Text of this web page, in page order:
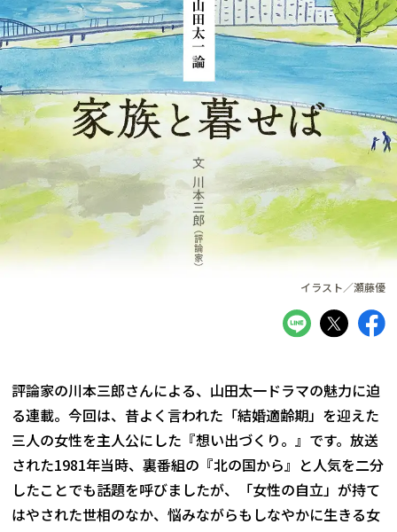
ュ
ー
イラスト／瀬藤優
評論家の川本三郎さんによる、山田太一ドラマの魅力に迫
る連載。今回は、昔よく言われた「結婚適齢期」を迎えた
三人の女性を主人公にした『想い出づくり。』です。放送
された1981年当時、裏番組の『北の国から』と人気を二分
したことでも話題を呼びましたが、「女性の自立」が持て
はやされた世相のなか、悩みながらもしなやかに生きる女